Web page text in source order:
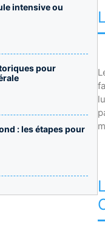
intensive ou
pour
: les étapes pour